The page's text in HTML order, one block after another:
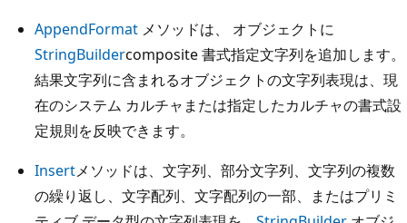
AppendFormat メソッドは、
オブジェクトに
StringBuildercomposite 書式指定文字列を追加します。
結果文字列に含まれるオブジェクトの文字列表現は、現
在のシステム カルチャまたは指定したカルチャの書式設
定規則を反映できます。
Insertメソッドは、文字列、部分文字列、文字列の複数
の繰り返し、文字配列、文字配列の一部、またはプリミ